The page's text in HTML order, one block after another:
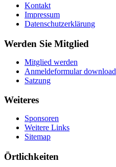
Kontakt
Impressum
Datenschutzerklärung
Werden Sie Mitglied
Mitglied werden
Anmeldeformular download
Satzung
Weiteres
Sponsoren
Weitere Links
Sitemap
Örtlichkeiten